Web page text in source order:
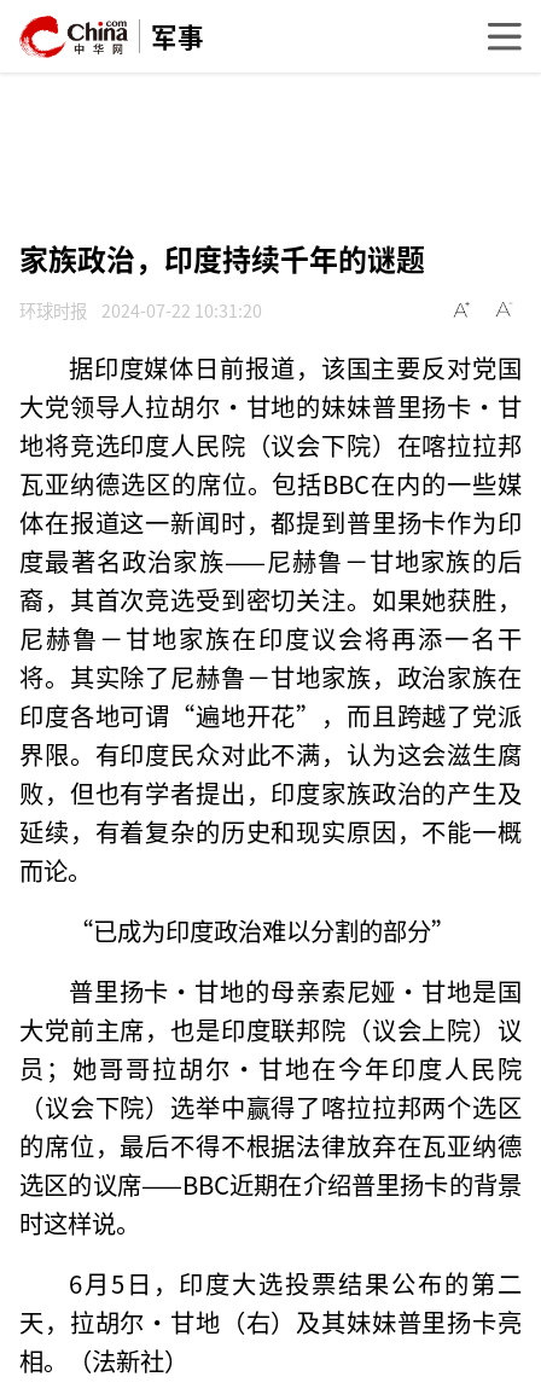
军事
家族政治，印度持续千年的谜题
环球时报 2024-07-22 10:31:20
据印度媒体日前报道，该国主要反对党国
大党领导人拉胡尔·甘地的妹妹普里扬卡·甘
地将竞选印度人民院（议会下院）在喀拉拉邦
瓦亚纳德选区的席位。包括BBC在内的一些媒
体在报道这一新闻时，都提到普里扬卡作为印
度最著名政治家族——尼赫鲁－甘地家族的后
裔，其首次竞选受到密切关注。如果她获胜，
尼赫鲁－甘地家族在印度议会将再添一名干
将。其实除了尼赫鲁－甘地家族，政治家族在
印度各地可谓“遍地开花”，而且跨越了党派
界限。有印度民众对此不满，认为这会滋生腐
败，但也有学者提出，印度家族政治的产生及
延续，有着复杂的历史和现实原因，不能一概
而论。
“已成为印度政治难以分割的部分”
普里扬卡·甘地的母亲索尼娅·甘地是国
大党前主席，也是印度联邦院（议会上院）议
员；她哥哥拉胡尔·甘地在今年印度人民院
（议会下院）选举中赢得了喀拉拉邦两个选区
的席位，最后不得不根据法律放弃在瓦亚纳德
选区的议席——BBC近期在介绍普里扬卡的背景
时这样说。
6月5日，印度大选投票结果公布的第二
天，拉胡尔·甘地（右）及其妹妹普里扬卡亮
相。（法新社）